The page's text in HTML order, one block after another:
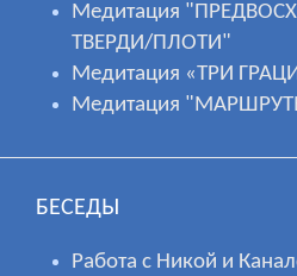
Медитация
ТВЕРДИ/ПЛОТИ"
Медитация «ТРИ
Медитация
БЕСЕДЫ
Работа с Никой и